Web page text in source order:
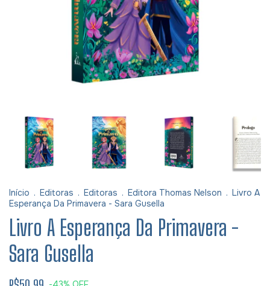
Início . Editoras . Editoras . Editora Thomas Nelson . Livro A
Esperança Da Primavera - Sara Gusella
Livro A Esperança Da Primavera -
Sara Gusella